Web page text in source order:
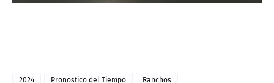
2024 Pronostico del Tiempo Ranchos